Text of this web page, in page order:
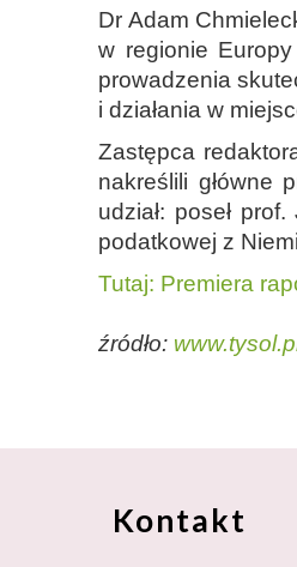
Dr Adam
w regionie
prowadzenia
i działania w
Zastępca
nakreślili główne
udział: poseł
podatkowej z
Tutaj: Premiera
źródło:
Kontakt